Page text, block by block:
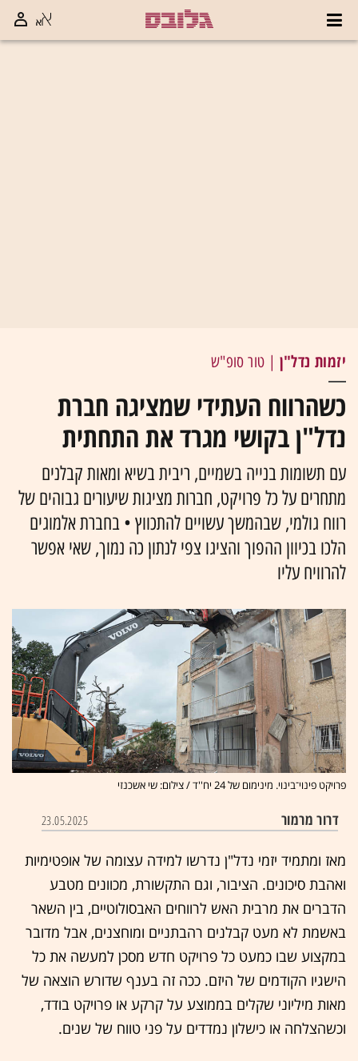
יזמות נדל"ן | טור סופ"ש
כשהרווח העתידי שמציגה חברת
נדל"ן בקושי מגרד את התחתית
עם תשומות בנייה בשמיים, ריבית בשיא ומאות קבלנים
מתחרים על כל פרויקט, חברות מציגות שיעורים גבוהים של
רווח גולמי, שבהמשך עשויים להתכווץ • בחברת אלמוגים
הלכו בכיוון ההפוך והציגו צפי לנתון כה נמוך, שאי אפשר
להרוויח עליו
פרויקט פינוי־בינוי. מינימום של 24 יח''ד / צילום: שי אשכנזי
דרור מרמור 23.05.2025
מאז ומתמיד יזמי נדל"ן נדרשו למידה עצומה של אופטימיות
ואהבת סיכונים. הציבור, וגם התקשורת, מכוונים מטבע
הדברים את מרבית האש לרווחים האבסולוטיים, בין השאר
באשמת לא מעט קבלנים רהבתניים ומוחצנים, אבל מדובר
במקצוע שבו כמעט כל פרויקט חדש מסכן למעשה את כל
הישגיו הקודמים של היזם. ככה זה בענף שדורש הוצאה של
מאות מיליוני שקלים בממוצע על קרקע או פרויקט בודד,
וכשהצלחה או כישלון נמדדים על פני טווח של שנים.